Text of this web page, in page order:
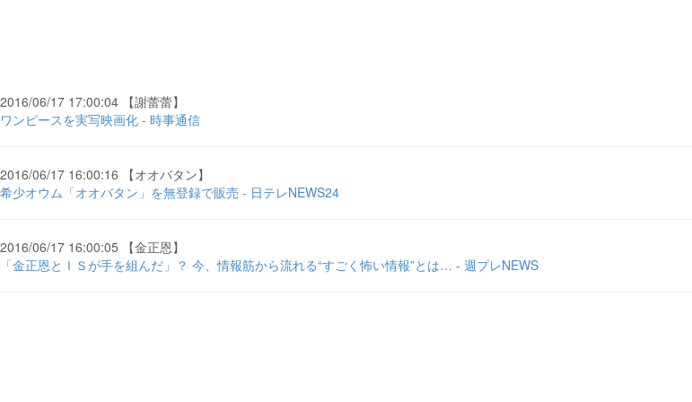
2016/06/17 17:00:04 【謝蕾蕾】
ワンピースを実写映画化 - 時事通信
2016/06/17 16:00:16 【オオバタン】
希少オウム「オオバタン」を無登録で販売 - 日テレNEWS24
2016/06/17 16:00:05 【金正恩】
「金正恩とＩＳが手を組んだ」？ 今、情報筋から流れる“すごく怖い情報”とは… - 週プレNEWS